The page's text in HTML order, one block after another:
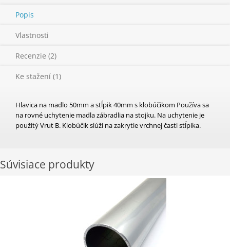
Popis
Vlastnosti
Recenzie (2)
Ke stažení (1)
Hlavica na madlo 50mm a stĺpik 40mm s klobúčikom Používa sa
na rovné uchytenie madla zábradlia na stojku. Na uchytenie je
použitý Vrut B. Klobúčik slúži na zakrytie vrchnej časti stĺpika.
Súvisiace produkty